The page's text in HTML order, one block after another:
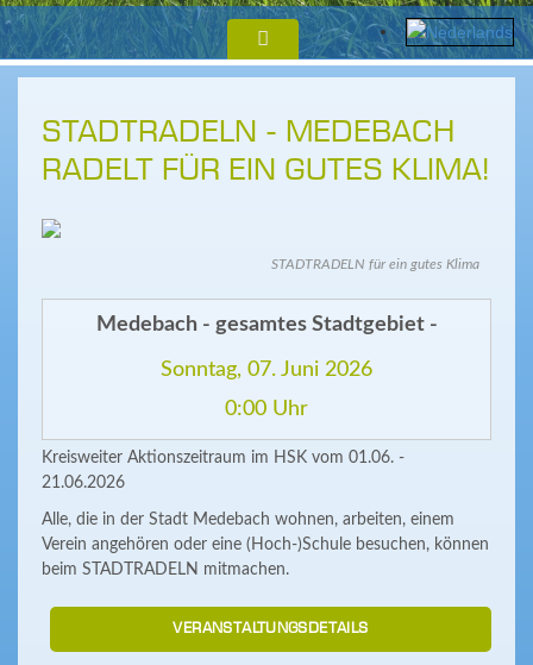
STADTRADELN - MEDEBACH
RADELT FÜR EIN GUTES KLIMA!
STADTRADELN für ein gutes Klima
Medebach - gesamtes Stadtgebiet -
Sonntag, 07. Juni 2026
0:00 Uhr
Kreisweiter Aktionszeitraum im HSK vom 01.06. -
21.06.2026
Alle, die in der Stadt Medebach wohnen, arbeiten, einem
Verein angehören oder eine (Hoch-)Schule besuchen, können
beim STADTRADELN mitmachen.
VERANSTALTUNGSDETAILS